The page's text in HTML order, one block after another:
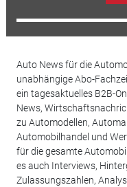
Auto News für die
unabhängige Abo-
ein tagesaktuelles B2B-
News,
zu Automodellen,
Automobilhandel und
für die gesamte
es auch Interviews,
Zulassungszahlen,